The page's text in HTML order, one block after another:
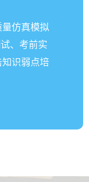
仿真模拟
、考前实
识弱点培